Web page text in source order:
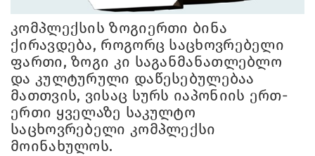
კომპლექსის ზოგიერთი ბინა
ქირავდება, როგორც საცხოვრებელი
ფართი, ზოგი კი საგანმანათლებლო
და კულტურული დაწესებულებაა
მათთვის, ვისაც სურს იაპონიის ერთ-
ერთი ყველაზე საკულტო
საცხოვრებელი კომპლექსი
მოინახულოს.